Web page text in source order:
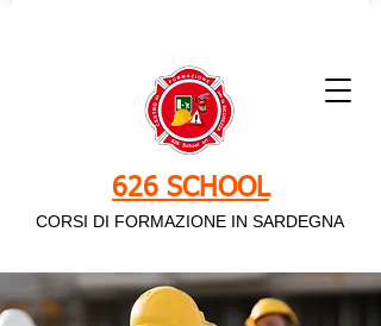
626 SCHOOL
CORSI DI FORMAZIONE IN SARDEGNA